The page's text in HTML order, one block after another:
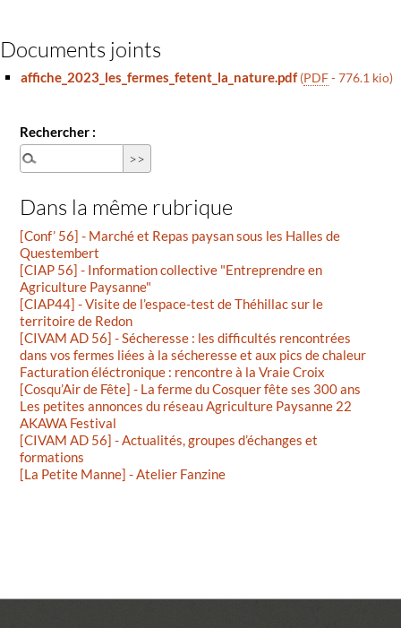
Documents joints
affiche_2023_les_fermes_fetent_la_nature.pdf (PDF-776.1 kio)
Rechercher :
Dans la même rubrique
[Conf’ 56] - Marché et Repas paysan sous les Halles de
Questembert
[CIAP 56] - Information collective "Entreprendre en
Agriculture Paysanne"
[CIAP44] - Visite de l’espace-test de Théhillac sur le
territoire de Redon
[CIVAM AD 56] - Sécheresse : les difficultés rencontrées
dans vos fermes liées à la sécheresse et aux pics de chaleur
Facturation éléctronique : rencontre à la Vraie Croix
[Cosqu’Air de Fête] - La ferme du Cosquer fête ses 300 ans
Les petites annonces du réseau Agriculture Paysanne 22
AKAWA Festival
[CIVAM AD 56] - Actualités, groupes d’échanges et
formations
[La Petite Manne] - Atelier Fanzine